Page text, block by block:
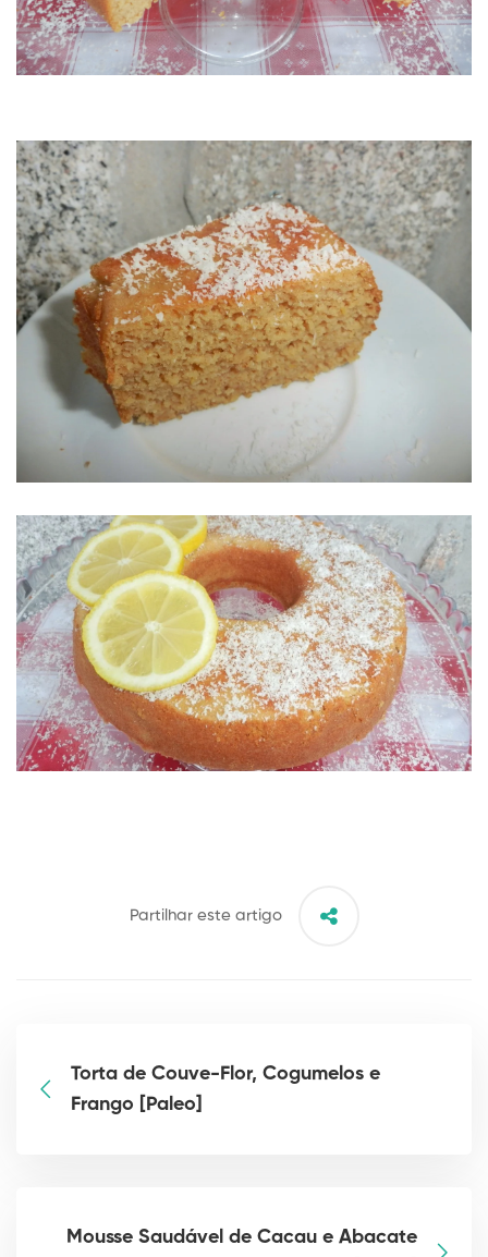
Partilhar este artigo
Torta de Couve-Flor, Cogumelos e
Frango [Paleo]
Mousse Saudável de Cacau e Abacate